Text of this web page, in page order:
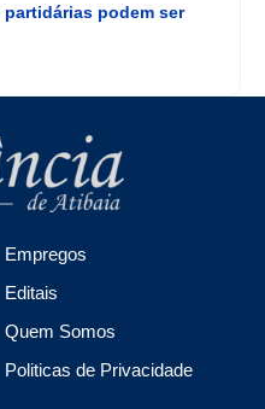
podem ser
Empregos
Editais
Quem Somos
Politicas de Privacidade